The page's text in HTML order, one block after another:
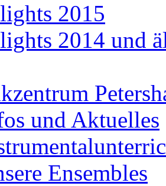
2015
2014 und
und Aktuelles
Ensembles